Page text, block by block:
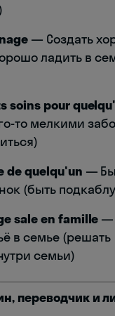
— Создать
ладить в
soins pour
то мелкими
de quelqu'un —
(быть
sale en famille —
в семье (решать
семьи)
переводчик и